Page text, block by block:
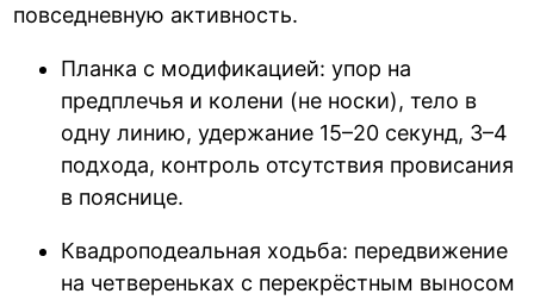
повседневную активность.
Планка с модификацией: упор на
предплечья и колени (не носки), тело в
одну линию, удержание 15–20 секунд, 3–4
подхода, контроль отсутствия провисания
в пояснице.
Квадроподеальная ходьба: передвижение
на четвереньках с перекрёстным выносом